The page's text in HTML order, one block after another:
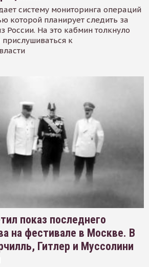
систему мониторинга операций
которой планирует следить за
России. На это кабмин толкнуло
к
показ последнего
на фестивале в Москве. В
Гитлер и Муссолини